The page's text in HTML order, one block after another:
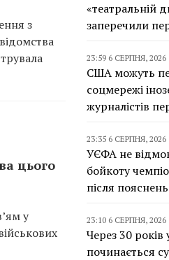
з
цього
у
«театральній
заперечили
23:59 6 СЕРПНЯ, 2026
США можуть
соцмережі
журналістів
23:35 6 СЕРПНЯ, 2026
УЄФА не
бойкоту
після
23:10 6 СЕРПНЯ, 2026
Через 30 років
починається